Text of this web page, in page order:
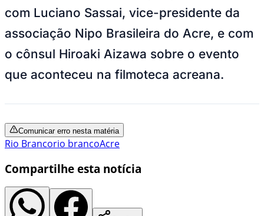
com Luciano Sassai, vice-presidente da
associação Nipo Brasileira do Acre, e com
o cônsul Hiroaki Aizawa sobre o evento
que aconteceu na filmoteca acreana.
Comunicar erro nesta matéria
Rio Brancorio brancoAcre
Compartilhe esta notícia